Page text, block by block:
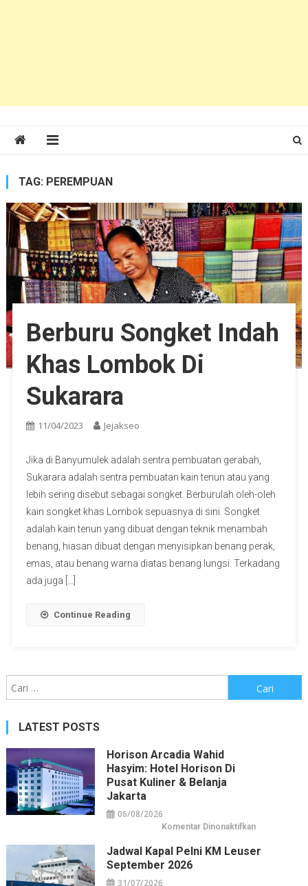
TAG: PEREMPUAN
Berburu Songket Indah
Khas Lombok Di
Sukarara
11/04/2023 Jejakseo
Jika di Banyumulek adalah sentra pembuatan gerabah,
Sukarara adalah sentra pembuatan kain tenun atau yang
lebih sering disebut sebagai songket. Berburulah oleh-oleh
kain songket khas Lombok sepuasnya di sini. Songket
adalah kain tenun yang dibuat dengan teknik menambah
benang, hiasan dibuat dengan menyisipkan benang perak,
emas, atau benang warna diatas benang lungsi. Terkadang
ada juga […]
Continue Reading
untuk:
LATEST POSTS
Horison Arcadia Wahid
Hasyim: Hotel Horison Di
Pusat Kuliner & Belanja
Jakarta
06/08/2026
Komentar Dinonaktifkanpada
Wahid
Jadwal Kapal Pelni KM Leuser
September 2026
31/07/2026